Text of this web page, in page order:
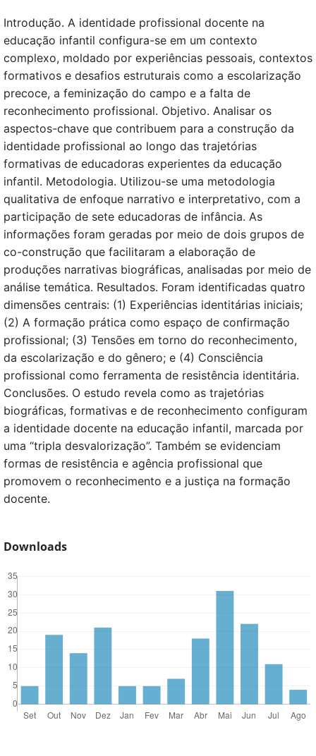
Introdução. A identidade profissional docente na
educação infantil configura-se em um contexto
complexo, moldado por experiências pessoais, contextos
formativos e desafios estruturais como a escolarização
precoce, a feminização do campo e a falta de
reconhecimento profissional. Objetivo. Analisar os
aspectos-chave que contribuem para a construção da
identidade profissional ao longo das trajetórias
formativas de educadoras experientes da educação
infantil. Metodologia. Utilizou-se uma metodologia
qualitativa de enfoque narrativo e interpretativo, com a
participação de sete educadoras de infância. As
informações foram geradas por meio de dois grupos de
co-construção que facilitaram a elaboração de
produções narrativas biográficas, analisadas por meio de
análise temática. Resultados. Foram identificadas quatro
dimensões centrais: (1) Experiências identitárias iniciais;
(2) A formação prática como espaço de confirmação
profissional; (3) Tensões em torno do reconhecimento,
da escolarização e do gênero; e (4) Consciência
profissional como ferramenta de resistência identitária.
Conclusões. O estudo revela como as trajetórias
biográficas, formativas e de reconhecimento configuram
a identidade docente na educação infantil, marcada por
uma “tripla desvalorização”. Também se evidenciam
formas de resistência e agência profissional que
promovem o reconhecimento e a justiça na formação
docente.
Downloads